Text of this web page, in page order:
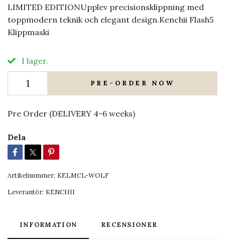
LIMITED EDITIONUpplev precisionsklippning med
toppmodern teknik och elegant design.Kenchii Flash5
Klippmaski
I lager.
PRE-ORDER NOW
Pre Order (DELIVERY 4-6 weeks)
Dela
Artikelnummer: KELMCL-WOLF
Leverantör: KENCHII
INFORMATION RECENSIONER